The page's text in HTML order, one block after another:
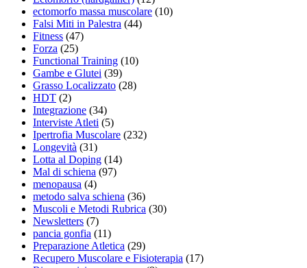
ectomorfo massa muscolare (10)
Falsi Miti in Palestra (44)
Fitness (47)
Forza (25)
Functional Training (10)
Gambe e Glutei (39)
Grasso Localizzato (28)
HDT (2)
Integrazione (34)
Interviste Atleti (5)
Ipertrofia Muscolare (232)
Longevità (31)
Lotta al Doping (14)
Mal di schiena (97)
menopausa (4)
metodo salva schiena (36)
Muscoli e Metodi Rubrica (30)
Newsletters (7)
pancia gonfia (11)
Preparazione Atletica (29)
Recupero Muscolare e Fisioterapia (17)